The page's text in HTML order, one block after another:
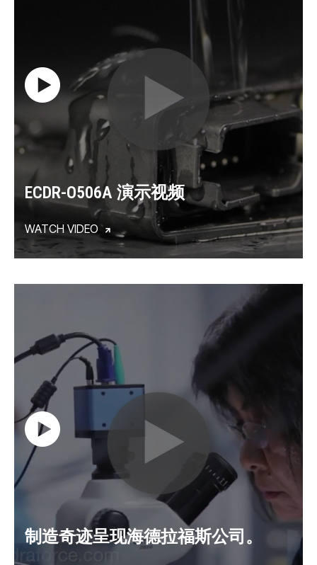
ECDR-O506A 演示视频
WATCH VIDEO
制造奇迹呈现海德拉福斯公司。